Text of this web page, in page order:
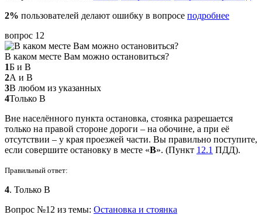
2% пользователей делают ошибку в вопросе подробнее
вопрос 12
В каком месте Вам можно остановиться?
1Б и В
2А и В
3В любом из указанных
4Только В
Вне населённого пункта остановка, стоянка разрешается
только на правой стороне дороги – на обочине, а при её
отсутствии – у края проезжей части. Вы правильно поступите,
если совершите остановку в месте «В». (Пункт 12.1 ПДД).
Правильный ответ:
4. Только В
Вопрос №12 из темы: Остановка и стоянка